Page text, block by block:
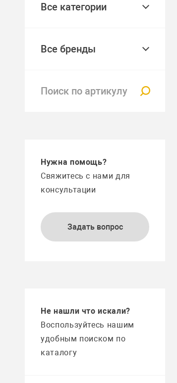
Все категории
Все бренды
Нужна помощь?
Свяжитесь с нами для
консультации
Задать вопрос
Не нашли что искали?
Воспользуйтесь нашим
удобным поиском по
каталогу